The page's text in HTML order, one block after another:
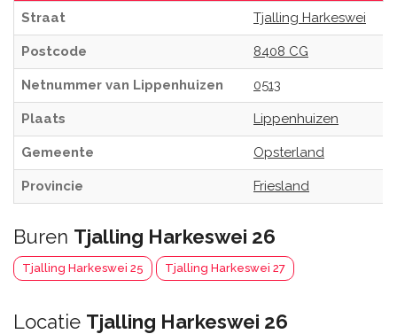
Straat Tjalling Harkeswei
Postcode 8408 CG
Netnummer van Lippenhuizen 0513
Plaats Lippenhuizen
Gemeente Opsterland
Provincie Friesland
Buren Tjalling Harkeswei 26
Tjalling Harkeswei 25 Tjalling Harkeswei 27
Locatie Tjalling Harkeswei 26